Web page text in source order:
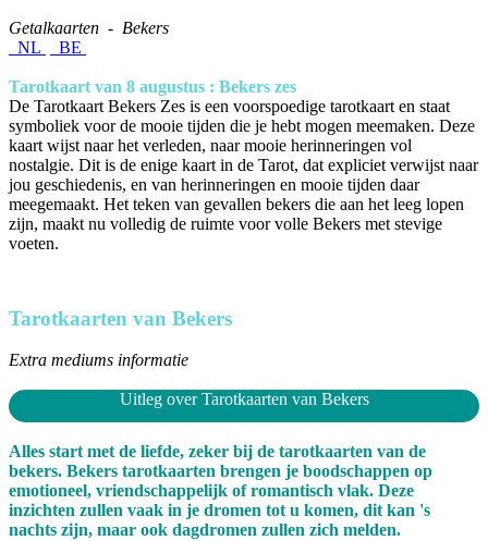
Getalkaarten - Bekers
NL
BE
Tarotkaart van 8 augustus : Bekers zes
De Tarotkaart Bekers Zes is een voorspoedige tarotkaart en staat
symboliek voor de mooie tijden die je hebt mogen meemaken. Deze
kaart wijst naar het verleden, naar mooie herinneringen vol
nostalgie. Dit is de enige kaart in de Tarot, dat expliciet verwijst naar
jou geschiedenis, en van herinneringen en mooie tijden daar
meegemaakt. Het teken van gevallen bekers die aan het leeg lopen
zijn, maakt nu volledig de ruimte voor volle Bekers met stevige
voeten.
Tarotkaarten van Bekers
Extra mediums informatie
Uitleg over Tarotkaarten van Bekers
Alles start met de liefde, zeker bij de tarotkaarten van de
bekers. Bekers tarotkaarten brengen je boodschappen op
emotioneel, vriendschappelijk of romantisch vlak. Deze
inzichten zullen vaak in je dromen tot u komen, dit kan 's
nachts zijn, maar ook dagdromen zullen zich melden.